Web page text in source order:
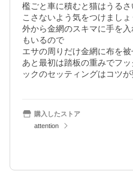
檻ごと車に積むと猫はうる
こさないよう気をつけましょ
外から金網のスキマに手を
もいるので
エサの周りだけ金網に布を被
あと最初は踏板の重みでフ
ックのセッティングはコツが
購入したストア
attention